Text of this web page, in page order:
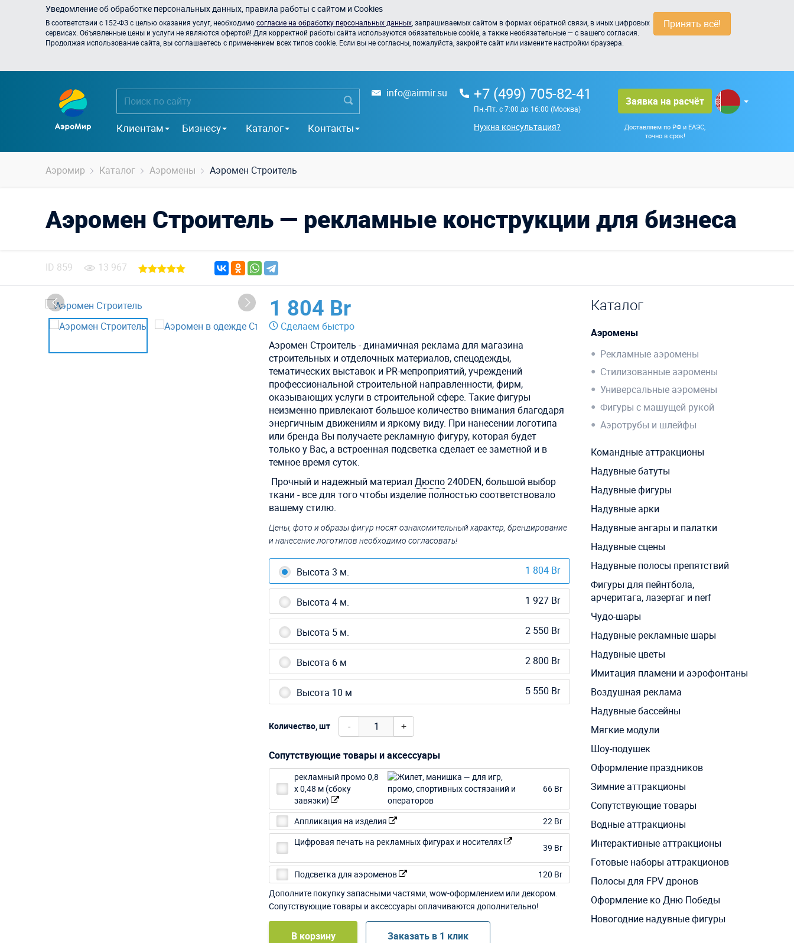
Принять всё!
Уведомление об обработке персональных данных, правила работы с сайтом и Cookies
В соответствии с 152-ФЗ с целью оказания услуг, необходимосогласие на обработку персональных данных , запрашиваемых сайтом в формах обратной связи, в иных цифровых
сервисах. Объявленные цены и услуги не являются офертой! Для корректной работы сайта используются обязательные cookie, а также необязательные — с вашего согласия.
Продолжая использование сайта, вы соглашаетесь с применением всех типов cookie. Если вы не согласны, пожалуйста, закройте сайт или измените настройки браузера.
Клиентам Бизнесу Каталог Контакты
info@airmir.su +7 (499) 705-82-41
Пн.-Пт. с 7:00 до 16:00 (Москва)
Нужна консультация?
Заявка на расчёт
Доставляем по РФ и ЕАЭС,
точно в срок!
Аэромир Каталог Аэромены Аэромен Строитель
Аэромен Строитель — рекламные конструкции для бизнеса
ID 859 13 967
1 804 Br
Сделаем быстро
Аэромен Строитель - динамичная реклама для магазина
строительных и отделочных материалов, спецодежды,
тематических выставок и PR-мепроприятий, учреждений
профессиональной строительной направленности, фирм,
оказывающих услуги в строительной сфере. Такие фигуры
неизменно привлекают большое количество внимания благодаря
энергичным движениям и яркому виду. При нанесении логотипа
или бренда Вы получаете рекламную фигуру, которая будет
только у Вас, а встроенная подсветка сделает ее заметной и в
темное время суток.
Прочный и надежный материалДюспо240DEN, большой выбор
ткани - все для того чтобы изделие полностью соответствовало
вашему стилю.
Цены, фото и образы фигур носят ознакомительный характер, брендирование
и нанесение логотипов необходимо согласовать!
Высота 3 м. 1 804 Br
Высота 4 м. 1 927 Br
Высота 5 м. 2 550 Br
Высота 6 м 2 800 Br
Высота 10 м 5 550 Br
Количество, шт - +
Сопутствующие товары и аксессуары
рекламный промо 0,8
х 0,48 м (сбоку
завязки)
66 Br
Аппликация на изделия
22 Br
Цифровая печать на рекламных фигурах и носителях
39 Br
Подсветка для аэроменов
120 Br
Дополните покупку запасными частями, wow-оформлением или декором.
Сопутствующие товары и аксессуары оплачиваются дополнительно!
В корзину Заказать в 1 клик
Каталог
Аэромены
Рекламные аэромены
Стилизованные аэромены
Универсальные аэромены
Фигуры с машущей рукой
Аэротрубы и шлейфы
Командные аттракционы
Надувные батуты
Надувные фигуры
Надувные арки
Надувные ангары и палатки
Надувные сцены
Надувные полосы препятствий
Фигуры для пейнтбола,
арчеритага, лазертаг и nerf
Чудо-шары
Надувные рекламные шары
Надувные цветы
Имитация пламени и аэрофонтаны
Воздушная реклама
Надувные бассейны
Мягкие модули
Шоу-подушек
Оформление праздников
Зимние аттракционы
Сопутствующие товары
Водные аттракционы
Интерактивные аттракционы
Готовые наборы аттракционов
Полосы для FPV дронов
Оформление ко Дню Победы
Новогодние надувные фигуры